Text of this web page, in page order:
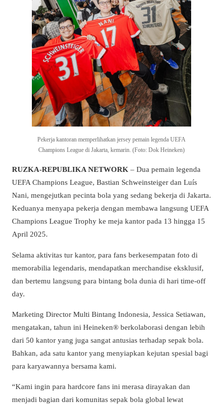
Pekerja kantoran memperlihatkan jersey pemain legenda UEFA
Champions League di Jakarta, kemarin. (Foto: Dok Heineken)
RUZKA-REPUBLIKA NETWORK – Dua pemain legenda
UEFA Champions League, Bastian Schweinsteiger dan Luís
Nani, mengejutkan pecinta bola yang sedang bekerja di Jakarta.
Keduanya menyapa pekerja dengan membawa langsung UEFA
Champions League Trophy ke meja kantor pada 13 hingga 15
April 2025.
Selama aktivitas tur kantor, para fans berkesempatan foto di
memorabilia legendaris, mendapatkan merchandise eksklusif,
dan bertemu langsung para bintang bola dunia di hari time-off
day.
Marketing Director Multi Bintang Indonesia, Jessica Setiawan,
mengatakan, tahun ini Heineken® berkolaborasi dengan lebih
dari 50 kantor yang juga sangat antusias terhadap sepak bola.
Bahkan, ada satu kantor yang menyiapkan kejutan spesial bagi
para karyawannya bersama kami.
“Kami ingin para hardcore fans ini merasa dirayakan dan
menjadi bagian dari komunitas sepak bola global lewat